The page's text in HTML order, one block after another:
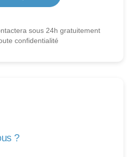
sous 24h gratuitement
confidentialité
?